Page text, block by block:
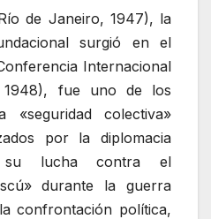
de Janeiro, 1947), la
surgió en el
Internacional
1948), fue uno de los
«seguridad colectiva»
por la diplomacia
su lucha contra el
durante la guerra
confrontación política,